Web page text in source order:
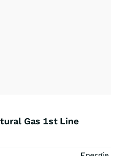
Gas 1st Line